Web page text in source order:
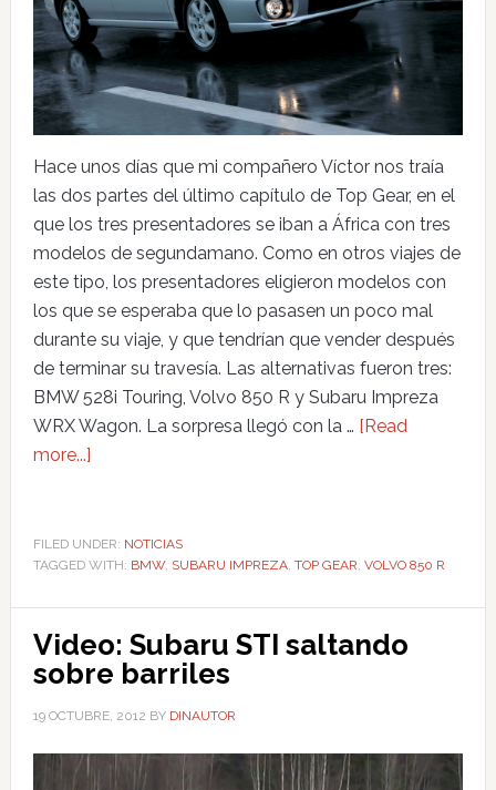
Hace unos días que mi compañero Víctor nos traía
las dos partes del último capítulo de Top Gear, en el
que los tres presentadores se iban a África con tres
modelos de segundamano. Como en otros viajes de
este tipo, los presentadores eligieron modelos con
los que se esperaba que lo pasasen un poco mal
durante su viaje, y que tendrían que vender después
de terminar su travesía. Las alternativas fueron tres:
BMW 528i Touring, Volvo 850 R y Subaru Impreza
WRX Wagon. La sorpresa llegó con la … [Read
more...]
FILED UNDER: NOTICIAS
TAGGED WITH: BMW, SUBARU IMPREZA, TOP GEAR, VOLVO 850 R
Video: Subaru STI saltando
sobre barriles
19 OCTUBRE, 2012 BY DINAUTOR